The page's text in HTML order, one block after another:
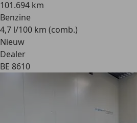
101.694 km
Benzine
4,7 l/100 km (comb.)
Nieuw
Dealer
BE 8610